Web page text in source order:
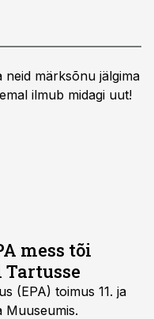
neid märksõnu jälgima
ilmub midagi uut!
mess tõi
(EPA) toimus 11. ja
Muuseumis.